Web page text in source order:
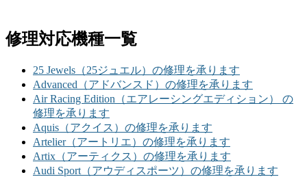
修理対応機種一覧
25 Jewels（25ジュエル）の修理を承ります
Advanced（アドバンスド）の修理を承ります
Air Racing Edition（エアレーシングエディション） の
修理を承ります
Aquis（アクイス）の修理を承ります
Artelier（アートリエ）の修理を承ります
Artix（アーティクス）の修理を承ります
Audi Sport（アウディスポーツ）の修理を承ります